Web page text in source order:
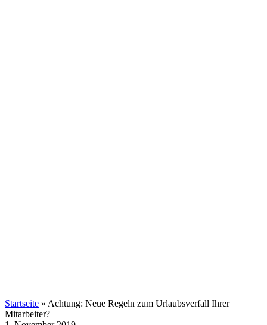
Startseite » Achtung: Neue Regeln zum Urlaubsverfall Ihrer
Mitarbeiter?